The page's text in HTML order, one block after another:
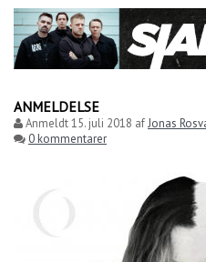
ANMELDELSE
Anmeldt15. juli 2018 afJonas
0 kommentarer